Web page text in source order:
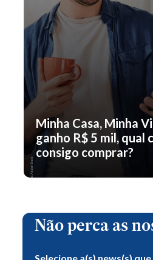
Minha Casa, Minha
ganho R$ 5 mil, qual
consigo comprar?
Não perca as